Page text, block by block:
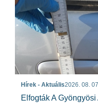
Hírek - Aktuális2026. 08.
Elfogták A